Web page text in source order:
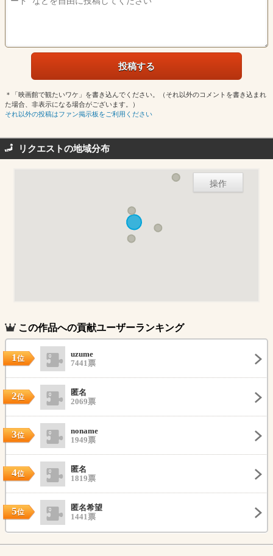
＊「映画館で観たいワケ」を書き込んでください。（それ以外のコメントを書き込まれ
た場合、非表示になる場合がございます。）
それ以外の投稿はファン掲示板をご利用ください
リクエストの地域分布
操作
この作品への貢献ユーザーランキング
1位
uzume
7441票
2位
匿名
2069票
3位
noname
1949票
4位
匿名
1819票
5位
匿名希望
1441票